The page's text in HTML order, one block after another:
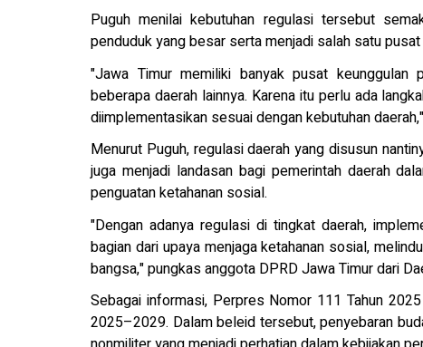
Puguh menilai kebutuhan regulasi tersebut
penduduk yang besar serta menjadi salah satu
"Jawa Timur memiliki banyak pusat keunggulan
beberapa daerah lainnya. Karena itu perlu ada
diimplementasikan sesuai dengan kebutuhan
Menurut Puguh, regulasi daerah yang disusun
juga menjadi landasan bagi pemerintah daerah
penguatan ketahanan sosial.
"Dengan adanya regulasi di tingkat daerah,
bagian dari upaya menjaga ketahanan sosial,
bangsa," pungkas anggota DPRD Jawa Timur dari
Sebagai informasi, Perpres Nomor 111 Tahun
2025–2029. Dalam beleid tersebut, penyebaran